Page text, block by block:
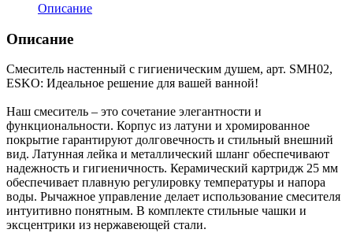
Описание
Описание
Смеситель настенный с гигиеническим душем, арт. SMH02,
ESKO: Идеальное решение для вашей ванной!
Наш смеситель – это сочетание элегантности и
функциональности. Корпус из латуни и хромированное
покрытие гарантируют долговечность и стильный внешний
вид. Латунная лейка и металлический шланг обеспечивают
надежность и гигиеничность. Керамический картридж 25 мм
обеспечивает плавную регулировку температуры и напора
воды. Рычажное управление делает использование смесителя
интуитивно понятным. В комплекте стильные чашки и
эксцентрики из нержавеющей стали.